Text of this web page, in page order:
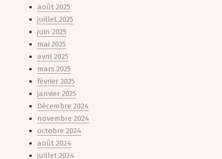
août 2025
juillet 2025
juin 2025
mai 2025
avril 2025
mars 2025
février 2025
janvier 2025
Décembre 2024
novembre 2024
octobre 2024
août 2024
juillet 2024